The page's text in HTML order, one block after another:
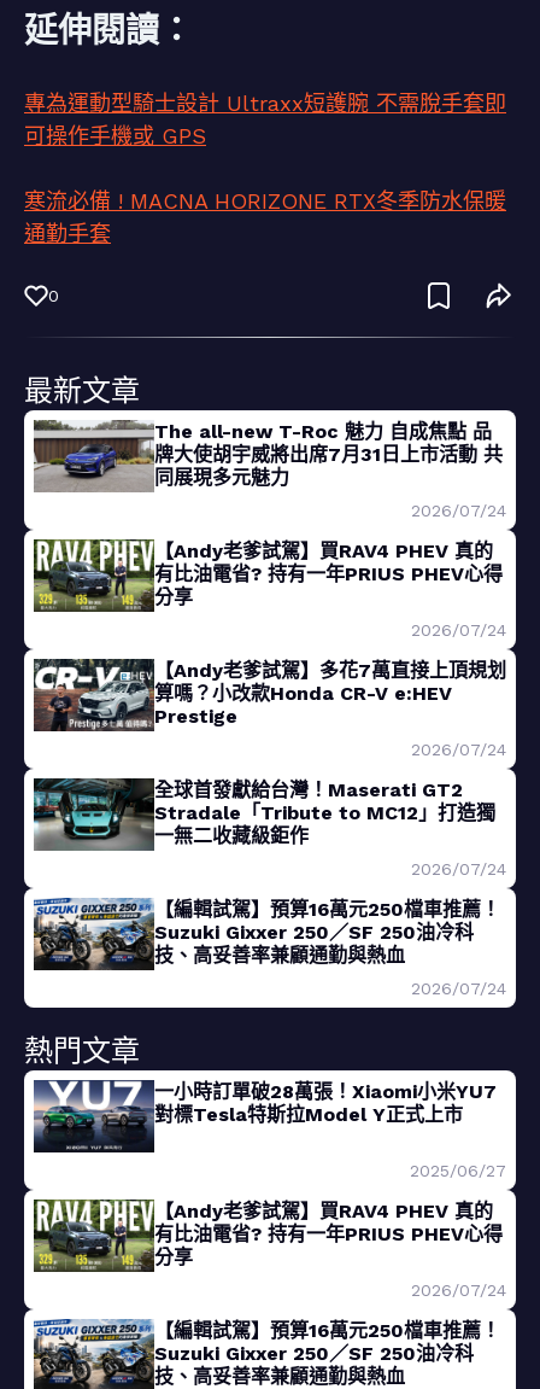
延伸閱讀：
專為運動型騎士設計 Ultraxx短護腕 不需脫手套即
可操作手機或 GPS
寒流必備 ! MACNA HORIZONE RTX冬季防水保暖
通勤手套
0
最新文章
The all-new T-Roc 魅力 自成焦點 品
牌大使胡宇威將出席7月31日上市活動 共
同展現多元魅力
2026/07/24
【Andy老爹試駕】買RAV4 PHEV 真的
有比油電省? 持有一年PRIUS PHEV心得
分享
2026/07/24
【Andy老爹試駕】多花7萬直接上頂規划
算嗎？小改款Honda CR-V e:HEV
Prestige
2026/07/24
全球首發獻給台灣！Maserati GT2
Stradale「Tribute to MC12」打造獨
一無二收藏級鉅作
2026/07/24
【編輯試駕】預算16萬元250檔車推薦！
Suzuki Gixxer 250／SF 250油冷科
技、高妥善率兼顧通勤與熱血
2026/07/24
熱門文章
一小時訂單破28萬張！Xiaomi小米YU7
對標Tesla特斯拉Model Y正式上市
2025/06/27
【Andy老爹試駕】買RAV4 PHEV 真的
有比油電省? 持有一年PRIUS PHEV心得
分享
2026/07/24
【編輯試駕】預算16萬元250檔車推薦！
Suzuki Gixxer 250／SF 250油冷科
技、高妥善率兼顧通勤與熱血